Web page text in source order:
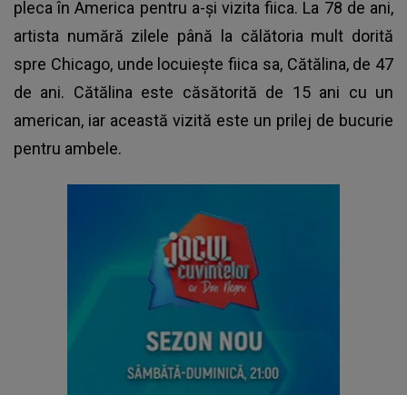
pleca în America pentru a-și vizita fiica. La 78 de ani,
artista numără zilele până la călătoria mult dorită
spre Chicago, unde locuiește fiica sa, Cătălina, de 47
de ani. Cătălina este căsătorită de 15 ani cu un
american, iar această vizită este un prilej de bucurie
pentru ambele.